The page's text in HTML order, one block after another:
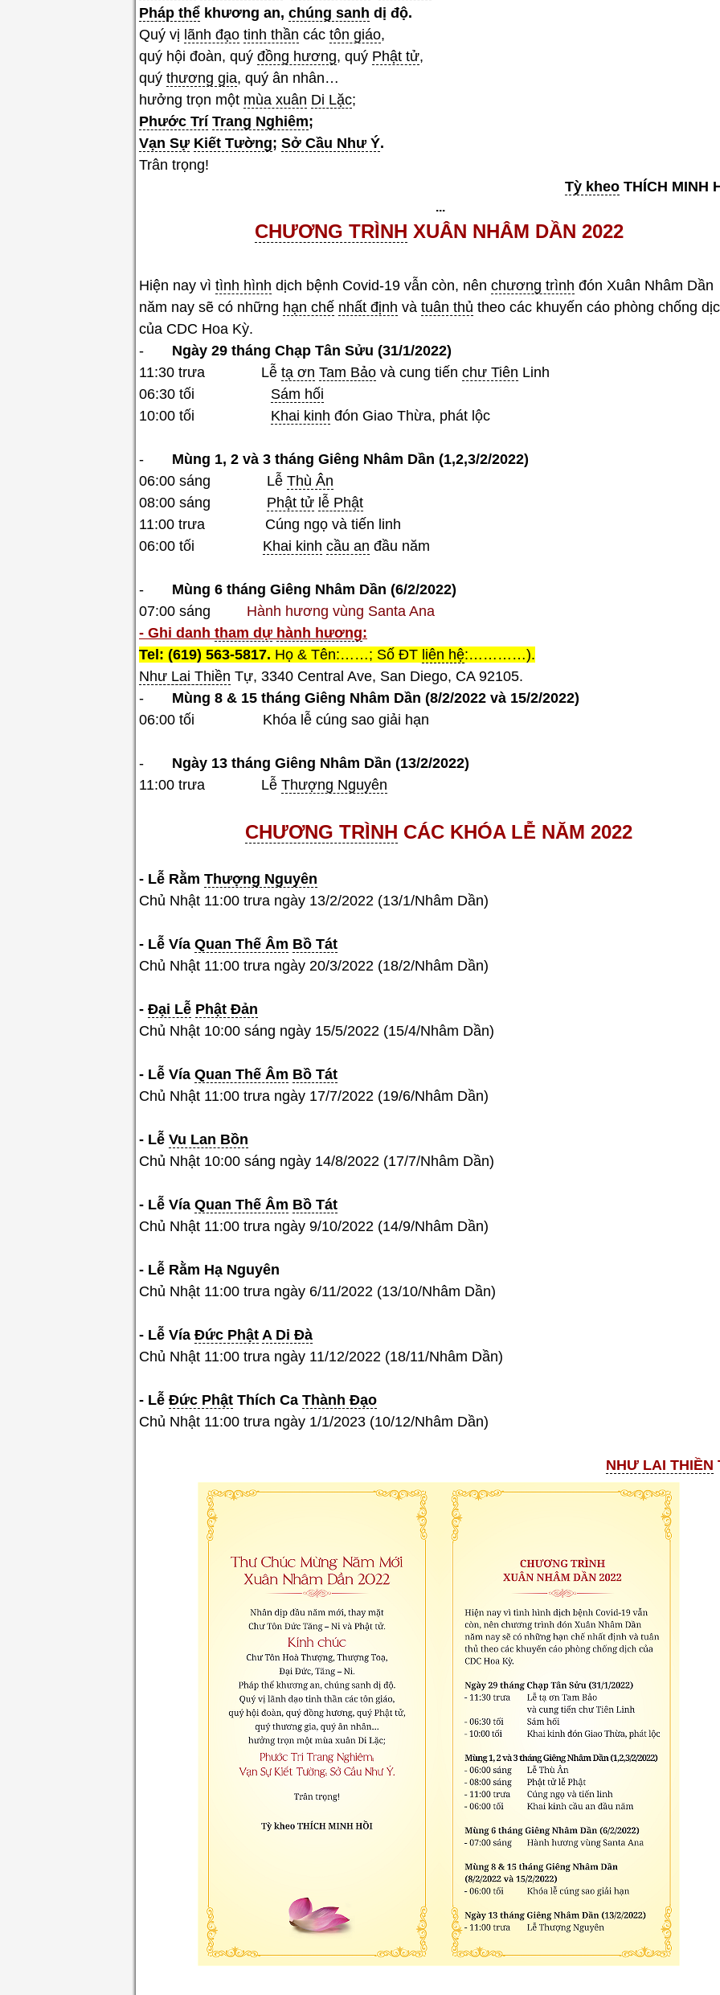
Pháp thể khương an, chúng sanh dị độ.
Quý vị lãnh đạo tinh thần các tôn giáo,
quý hội đoàn, quý đồng hương, quý Phật tử,
quý thương gia, quý ân nhân…
hưởng trọn một mùa xuân Di Lặc;
Phước Trí Trang Nghiêm;
Vạn Sự Kiết Tường; Sở Cầu Như Ý.
Trân trọng!
Tỳ kheo THÍCH MINH
...
CHƯƠNG TRÌNH XUÂN NHÂM DẦN 2022
Hiện nay vì tình hình dịch bệnh Covid-19 vẫn còn, nên chương trình đón Xuân Nhâm Dần
năm nay sẽ có những hạn chế nhất định và tuân thủ theo các khuyến cáo phòng chống
của CDC Hoa Kỳ.
- Ngày 29 tháng Chạp Tân Sửu (31/1/2022)
11:30 trưa Lễ tạ ơn Tam Bảo và cung tiến chư Tiên Linh
06:30 tối Sám hối
10:00 tối Khai kinh đón Giao Thừa, phát lộc
- Mùng 1, 2 và 3 tháng Giêng Nhâm Dần (1,2,3/2/2022)
06:00 sáng Lễ Thù Ân
08:00 sáng Phật tử lễ Phật
11:00 trưa Cúng ngọ và tiến linh
06:00 tối Khai kinh cầu an đầu năm
- Mùng 6 tháng Giêng Nhâm Dần (6/2/2022)
07:00 sáng Hành hương vùng Santa Ana
- Ghi danh tham dự hành hương:
Tel: (619) 563-5817. Họ & Tên:……; Số ĐT liên hệ:…………).
Như Lai Thiền Tự, 3340 Central Ave, San Diego, CA 92105.
- Mùng 8 & 15 tháng Giêng Nhâm Dần (8/2/2022 va 15/2/2022)
06:00 tối Khóa lễ cúng sao giải hạn
- Ngày 13 tháng Giêng Nhâm Dần (13/2/2022)
11:00 trưa Lễ Thượng Nguyên
CHƯƠNG TRÌNH CÁC KHÓA LỄ NĂM 2022
- Lễ Rằm Thượng Nguyên
Chủ Nhật 11:00 trưa ngày 13/2/2022 (13/1/Nhâm Dần)
- Lễ Vía Quan Thế Âm Bồ Tát
Chủ Nhật 11:00 trưa ngày 20/3/2022 (18/2/Nhâm Dần)
- Đại Lễ Phật Đản
Chủ Nhật 10:00 sáng ngày 15/5/2022 (15/4/Nhâm Dần)
- Lễ Vía Quan Thế Âm Bồ Tát
Chủ Nhật 11:00 trưa ngày 17/7/2022 (19/6/Nhâm Dần)
- Lễ Vu Lan Bồn
Chủ Nhật 10:00 sáng ngày 14/8/2022 (17/7/Nhâm Dần)
- Lễ Vía Quan Thế Âm Bồ Tát
Chủ Nhật 11:00 trưa ngày 9/10/2022 (14/9/Nhâm Dần)
- Lễ Rằm Hạ Nguyên
Chủ Nhật 11:00 trưa ngày 6/11/2022 (13/10/Nhâm Dần)
- Lễ Vía Đức Phật A Di Đà
Chủ Nhật 11:00 trưa ngày 11/12/2022 (18/11/Nhâm Dần)
- Lễ Đức Phật Thích Ca Thành Đạo
Chủ Nhật 11:00 trưa ngày 1/1/2023 (10/12/Nhâm Dần)
NHƯ LAI THIỀN